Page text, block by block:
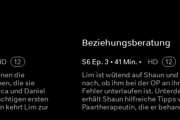
12
die
die sie
und Daniel
ersten
kehrt Lim zur
Beziehungsberatung
S6 Ep. 3 • 41 Min. • HD
12
Lim ist wütend auf Shaun
nach, ob ihm bei der OP an
Fehler unterlaufen ist.
erhält Shaun hilfreiche Tipps
Paartherapeutin, die er